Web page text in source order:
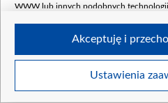
1
WWW lub innych podobnych
Twoje dane osobowe zbierane podczas
Ustawienia
Akceptuję i